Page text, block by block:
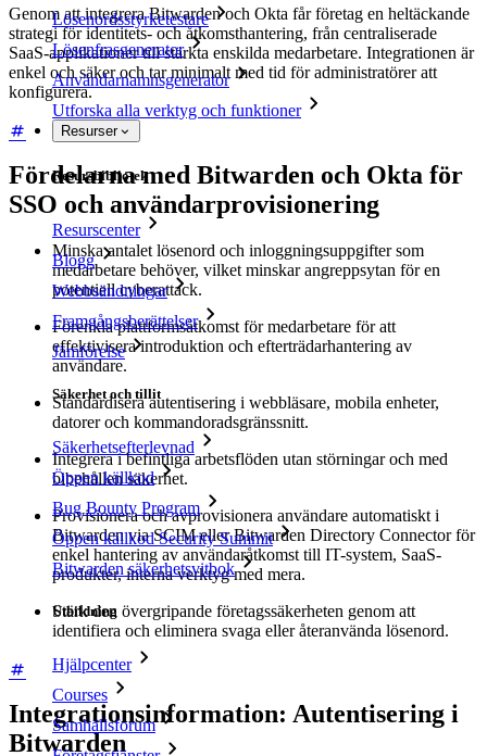
Lösenordsstyrketestare
Lösenfrasgenerator
Användarnamnsgenerator
Utforska alla verktyg och funktioner
Resurser
Resursbibliotek
Resurscenter
Blogg
Webbsändningar
Framgångsberättelser
Jämförelse
Säkerhet och tillit
Säkerhetsefterlevnad
Öppen källkod
Bug Bounty Program
Öppen källkod Security Summit
Bitwarden säkerhetsvitbok
Utbildning
Hjälpcenter
Courses
Samhällsforum
Genom att integrera Bitwarden och Okta får företag en heltäckande
strategi för identitets- och åtkomsthantering, från centraliserade
SaaS-applikationer till stärkta enskilda medarbetare. Integrationen är
enkel och säker och tar minimalt med tid för administratörer att
konfigurera.
Fördelarna med Bitwarden och Okta för
SSO och användarprovisionering
Minska antalet lösenord och inloggningsuppgifter som
medarbetare behöver, vilket minskar angreppsytan för en
potentiell cyberattack.
Förenkla plattformsåtkomst för medarbetare för att
effektivisera introduktion och efterträdarhantering av
användare.
Standardisera autentisering i webbläsare, mobila enheter,
datorer och kommandoradsgränssnitt.
Integrera i befintliga arbetsflöden utan störningar och med
bibehållen säkerhet.
Provisionera och avprovisionera användare automatiskt i
Bitwarden via SCIM eller Bitwarden Directory Connector för
enkel hantering av användaråtkomst till IT-system, SaaS-
produkter, interna verktyg med mera.
Stärk den övergripande företagssäkerheten genom att
identifiera och eliminera svaga eller återanvända lösenord.
Integrationsinformation: Autentisering i
Bitwarden